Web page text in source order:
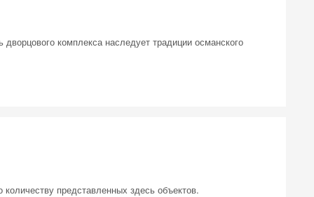
комплекса наследует традиции османского
представленных здесь объектов.